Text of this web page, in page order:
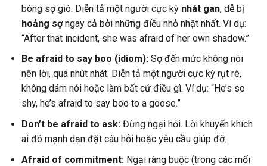
bóng sợ gió. Diễn tả một người cực kỳ nhát gan, dễ bị
hoảng sợngay cả bởi những điều nhỏ nhặt nhất. Ví dụ:
“After that incident, she was afraid of her own shadow.”
Be afraid to say boo (idiom):Sợ đến mức không nói
nên lời, quá nhút nhát. Diễn tả một người cực kỳ rụt rè,
không dám nói hoặc làm bất cứ điều gì. Ví dụ: “He’s so
shy, he’s afraid to say boo to a goose.”
Don’t be afraid to ask:Đừng ngại hỏi. Lời khuyến khích
ai đó mạnh dạn đặt câu hỏi hoặc yêu cầu giúp đỡ.
Afraid of commitment:Ngại ràng buộc (trong các mối